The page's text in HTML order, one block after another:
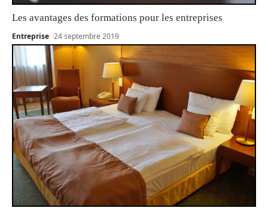
Les avantages des formations pour les entreprises
Entreprise 24 septembre 2019